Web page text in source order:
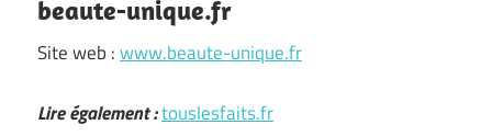
beaute-unique.fr
Site web :www.beaute-unique.fr
Lire également :touslesfaits.fr